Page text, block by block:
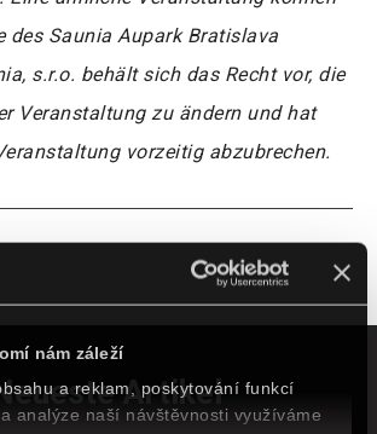
nám záleží
a reklam, poskytování funkcí
analýze naší návštěvnosti využíváme
des Saunia Aupark Bratislava
s.r.o. behält sich das Recht vor, die
Veranstaltung zu ändern und hat
vorzeitig abzubrechen.
Artikel